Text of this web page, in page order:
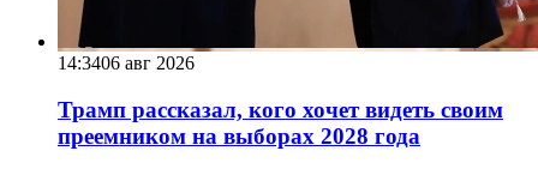
14:3406 авг 2026
Трамп рассказал, кого хочет видеть своим
преемником на выборах 2028 года